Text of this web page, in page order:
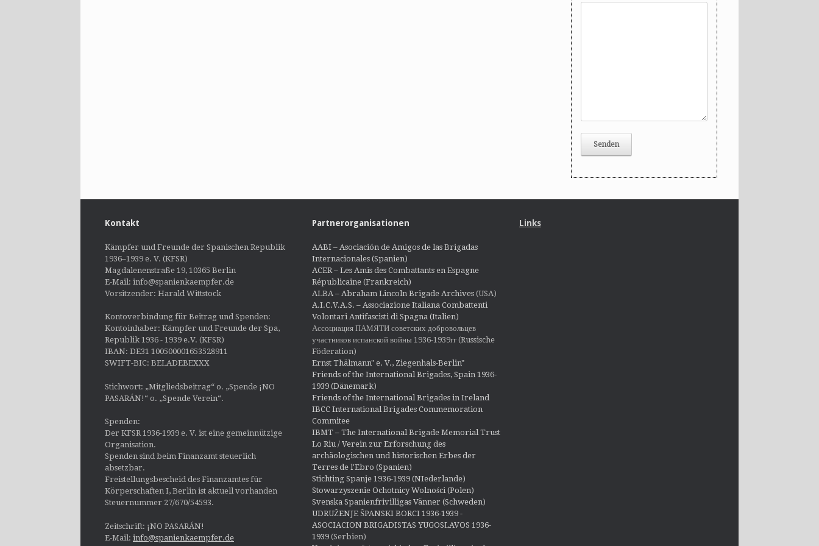
Kontakt
Kämpfer und Freunde der Spanischen Republik
1936–1939 e. V. (KFSR)
Magdalenenstraße 19, 10365 Berlin
E-Mail: info@spanienkaempfer.de
Vorsitzender: Harald Wittstock
Kontoverbindung für Beitrag und Spenden:
Kontoinhaber: Kämpfer und Freunde der Spa,
Republik 1936 - 1939 e.V. (KFSR)
IBAN: DE31 100500001653528911
SWIFT-BIC: BELADEBEXXX
Stichwort: „Mitgliedsbeitrag“ o. „Spende ¡NO
PASARÁN!“ o. „Spende Verein“.
Spenden:
Der KFSR 1936-1939 e. V. ist eine gemeinnützige
Organisation.
Spenden sind beim Finanzamt steuerlich
absetzbar.
Freistellungsbescheid des Finanzamtes für
Körperschaften I, Berlin ist aktuell vorhanden
Steuernummer 27/670/54593.
Zeitschrift: ¡NO PASARÁN!
E-Mail: info@spanienkaempfer.de
Partnerorganisationen
AABI – Asociación de Amigos de las Brigadas
Internacionales (Spanien)
ACER – Les Amis des Combattants en Espagne
Républicaine (Frankreich)
ALBA – Abraham Lincoln Brigade Archives(USA)
A.I.C.V.A.S. – Associazione Italiana Combattenti
Volontari Antifascisti di Spagna (Italien)
Ассоциация ПАМЯТИ советских добровольцев
участников испанской войны 1936-1939гг (Russische
Föderation)
Ernst Thälmann" e. V., Ziegenhals-Berlin"
Friends of the International Brigades, Spain 1936-
1939 (Dänemark)
Friends of the International Brigades in Ireland
IBCC International Brigades Commemoration
Commitee
IBMT – The International Brigade Memorial Trust
Lo Riu / Verein zur Erforschung des
archäologischen und historischen Erbes der
Terres de l'Ebro (Spanien)
Stichting Spanje 1936-1939 (NIederlande)
Stowarzyszenie Ochotnicy Wolności (Polen)
Svenska Spanienfrivilligas Vänner (Schweden)
UDRUŽENJE ŠPANSKI BORCI 1936-1939 -
ASOCIACION BRIGADISTAS YUGOSLAVOS 1936-
1939(Serbien)
Links